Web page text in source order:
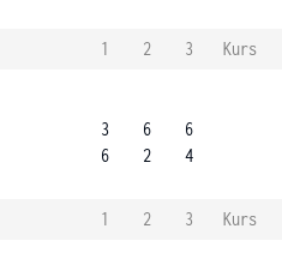
1 2 3
Kurs
3
6
6
2
6
4
1 2 3
Kurs